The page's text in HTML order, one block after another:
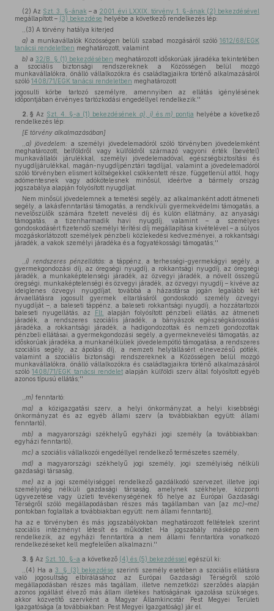
(2) Az Szt. 3. §-ának – a 2001. évi LXXIX. törvény 1. §-ának (2) bekezdésével
megállapított – (3) bekezdése helyébe a következő rendelkezés lép:
,,(3) A törvény hatálya kiterjed
a) a munkavállalók Közösségen belüli szabad mozgásáról szóló 1612/68/EGK
tanácsi rendeletben meghatározott, valamint
b) a 32/B. § (1) bekezdésében meghatározott időskorúak járadéka tekintetében
a szociális biztonsági rendszereknek a Közösségen belül mozgó
munkavállalókra, önálló vállalkozókra és családtagjaikra történő alkalmazásáról
szóló 1408/71/EGK tanácsi rendeletben meghatározott
jogosulti körbe tartozó személyre, amennyiben az ellátás igénylésének
időpontjában érvényes tartózkodási engedéllyel rendelkezik.''
2. § Az Szt. 4. §-a (1) bekezdésének a) i) és m) pontja helyébe a következő
rendelkezés lép:
[E törvény alkalmazásában]
a) jövedelem: a személyi jövedelemadóról szóló törvényben jövedelemként
meghatározott, belföldről vagy külföldről származó vagyoni érték (bevétel)
munkavállalói járulékkal, személyi jövedelemadóval, egészségbiztosítási és
nyugdíjjárulékkal, magán-nyugdíjpénztári tagdíjjal, valamint a jövedelemadóról
szóló törvényben elismert költségekkel csökkentett része, függetlenül attól, hogy
adómentesnek vagy adókötelesnek minősül, ideértve a bármely ország
jogszabálya alapján folyósított nyugdíjat.
Nem minősül jövedelemnek a temetési segély, az alkalmanként adott átmeneti
segély, a lakásfenntartási támogatás, a rendkívüli gyermekvédelmi támogatás, a
nevelőszülők számára fizetett nevelési díj és külön ellátmány, az anyasági
támogatás, a tizenharmadik havi nyugdíj, valamint – a személyes
gondoskodásért fizetendő személyi térítési díj megállapítása kivételével – a súlyos
mozgáskorlátozott személyek pénzbeli közlekedési kedvezményei, a rokkantsági
járadék, a vakok személyi járadéka és a fogyatékossági támogatás;''
i) rendszeres pénzellátás: a táppénz, a terhességi-gyermekágyi segély, a
gyermekgondozási díj, az öregségi nyugdíj, a rokkantsági nyugdíj, az öregségi
járadék, a munkaképtelenségi járadék, az özvegyi járadék, a növelt összegű
öregségi, munkaképtelenségi és özvegyi járadék, az özvegyi nyugdíj – kivéve az
ideiglenes özvegyi nyugdíjat, továbbá a házastársa jogán legalább két
árvaellátásra jogosult gyermek eltartásáról gondoskodó személy özvegyi
nyugdíját –, a baleseti táppénz, a baleseti rokkantsági nyugdíj, a hozzátartozói
baleseti nyugellátás, az
Flt.
alapján folyósított pénzbeli ellátás, az átmeneti
járadék, a rendszeres szociális járadék, a bányászok egészségkárosodási
járadéka, a rokkantsági járadék, a hadigondozottak és nemzeti gondozottak
pénzbeli ellátásai, a gyermekgondozási segély, a gyermeknevelési támogatás, az
időskorúak járadéka, a munkanélküliek jövedelempótló támogatása, a rendszeres
szociális segély, az ápolási díj, a nemzeti helytállásért elnevezésű pótlék,
valamint a szociális biztonsági rendszereknek a Közösségen belül mozgó
munkavállalókra, önálló vállalkozókra és családtagjaikra történő alkalmazásáról
szóló1408/71/EGK tanácsi rendelet alapján külföldi szerv által folyósított egyéb
azonos típusú ellátás;''
m) fenntartó:
ma) a közigazgatási szerv, a helyi önkormányzat, a helyi kisebbségi
önkormányzat és az egyéb állami szerv (a továbbiakban együtt: állami
fenntartó),
mb) a magyarországi székhelyű egyházi jogi személy (a továbbiakban:
egyházi fenntartó),
mc) a szociális vállalkozói engedéllyel rendelkező természetes személy,
md) a magyarországi székhelyű jogi személy, jogi személyiség nélküli
gazdasági társaság,
me) az a jogi személyiséggel rendelkező gazdálkodó szervezet, illetve jogi
személyiség nélküli gazdasági társaság, amelynek székhelye, központi
ügyvezetése vagy üzleti tevékenységének fő helye az Európai Gazdasági
Térségről szóló megállapodásban részes más tagállamban van [az mc)–me)
pontokban foglaltak a továbbiakban együtt: nem állami fenntartó],
ha az e törvényben és más jogszabályokban meghatározott feltételek szerint
szociális intézményt létesít és működtet. Ha jogszabály másképp nem
rendelkezik, az egyházi fenntartóra a nem állami fenntartóra vonatkozó
rendelkezéseket kell megfelelően alkalmazni.''
3. § Az Szt. 10. §-a a következő (4) és (5) bekezdéssel egészül ki:
,,(4) Ha a 3. § (3) bekezdése szerinti személy esetében a szociális ellátásra
való jogosultság elbírálásához az Európai Gazdasági Térségről szóló
megállapodásban részes más tagállam, illetve nemzetközi szerződés alapján
azonos jogállást élvező más állam illetékes hatóságának igazolása szükséges,
akkor közvetítő szervként a Magyar Államkincstár Pest Megyei Területi
Igazgatósága (a továbbiakban: Pest Megyei Igazgatóság) jár el.